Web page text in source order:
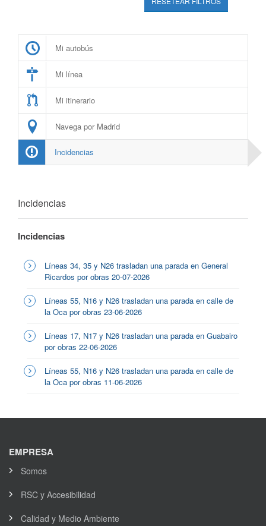
Mi autobús
Mi línea
Mi itinerario
Navega por Madrid
Incidencias
Incidencias
Incidencias
Líneas 34, 35 y N26 trasladan una parada en General
Ricardos por obras 20-07-2026
Líneas 55, N16 y N26 trasladan una parada en calle de
la Oca por obras 23-06-2026
Líneas 17, N17 y N26 trasladan una parada en Guabairo
por obras 22-06-2026
Líneas 55, N16 y N26 trasladan una parada en calle de
la Oca por obras 11-06-2026
EMPRESA
Somos
RSC y Accesibilidad
Calidad y Medio Ambiente